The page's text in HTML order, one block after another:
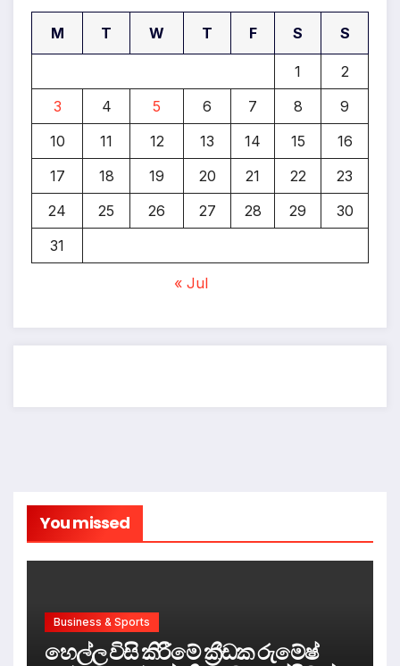
M T W T F S S
1
2
3
4 5 6 7 8
9
10
11 12 13 14 15
16
17
18 19 20 21 22
23
24
25 26 27 28 29
30
31
« Jul
You missed
Business & Sports
හෙල්ල විසි කිරීමේ ක්‍රීඩක රුමේෂ්